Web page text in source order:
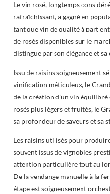
Le vin rosé, longtemps
rafraîchissant, a gagné en
tant que vin de qualité à part
de rosés disponibles sur le
distingue par son élégance et
Issu de raisins soigneusement
vinification méticuleux, le
de la création d’un vin
rosés plus légers et fruités, le
sa profondeur de saveurs et sa
Les raisins utilisés pour
souvent issus de vignobles
attention particulière tout au
De la vendange manuelle à la
étape est soigneusement